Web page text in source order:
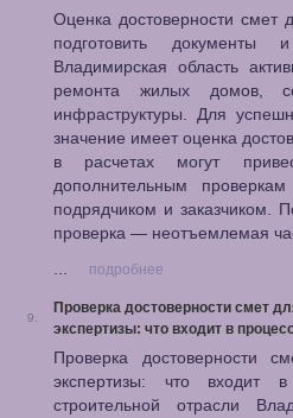
Оценка достоверности смет
подготовить документы
Владимирская область
ремонта жилых домов,
инфраструктуры. Для
значение имеет оценка
в расчетах могут
дополнительным
подрядчиком и заказчиком.
проверка — неотъемлемая
...
подробнее
9.
Проверка достоверности смет
экспертизы: что входит в
Проверка достоверности
экспертизы: что входит
строительной отрасли